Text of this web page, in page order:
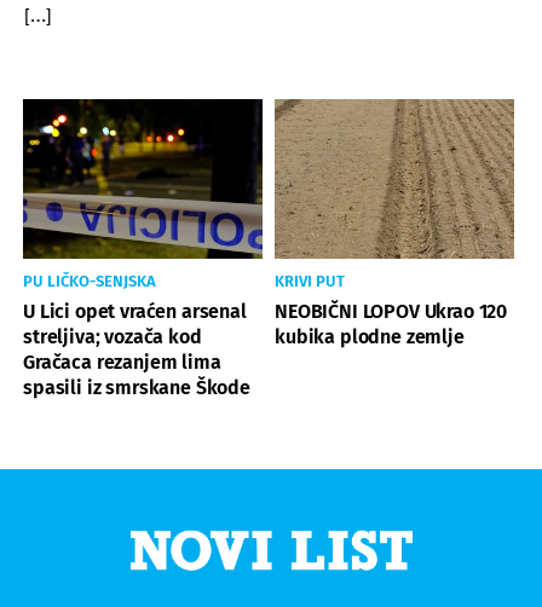
[…]
PU LIČKO-SENJSKA
U Lici opet vraćen arsenal
streljiva; vozača kod
Gračaca rezanjem lima
spasili iz smrskane Škode
KRIVI PUT
NEOBIČNI LOPOV Ukrao 120
kubika plodne zemlje